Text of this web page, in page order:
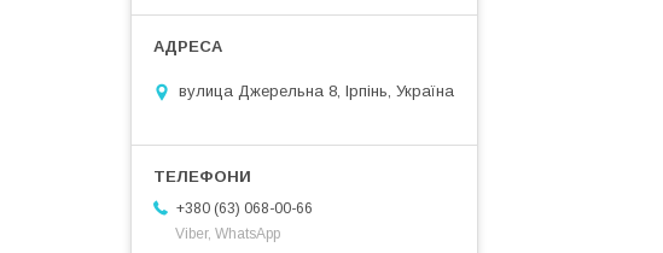
вулица Джерельна 8, Ірпінь, Україна
+380 (63) 068-00-66
Viber, WhatsApp